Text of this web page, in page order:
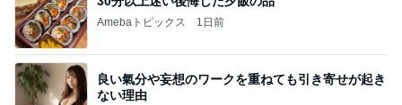
Amebaトピックス 1日前
良い氣分や妄想のワークを重ねても引き寄せが起き
ない理由